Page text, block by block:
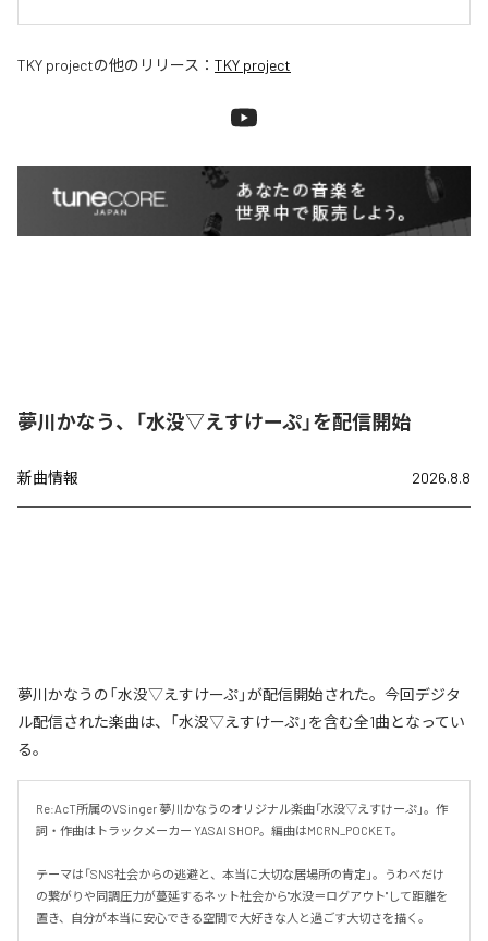
TKY projectの他のリリース： TKY project
夢川かなう、「水没▽えすけーぷ」を配信開始
新曲情報 2026.8.8
夢川かなうの「水没▽えすけーぷ」が配信開始された。今回デジタ
ル配信された楽曲は、「水没▽えすけーぷ」を含む全1曲となってい
る。
Re:AcT所属のVSinger 夢川かなうのオリジナル楽曲「水没▽えすけーぷ」。作
詞・作曲はトラックメーカー YASAI SHOP。編曲はMCRN_POCKET。
テーマは「SNS社会からの逃避と、本当に大切な居場所の肯定」。うわべだけ
の繋がりや同調圧力が蔓延するネット社会から"水没＝ログアウト"して距離を
置き、自分が本当に安心できる空間で大好きな人と過ごす大切さを描く。